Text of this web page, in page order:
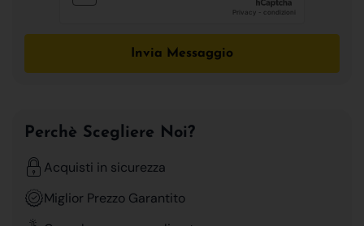
Invia Messaggio
Perchè Scegliere Noi?
Acquisti in sicurezza
Miglior Prezzo Garantito